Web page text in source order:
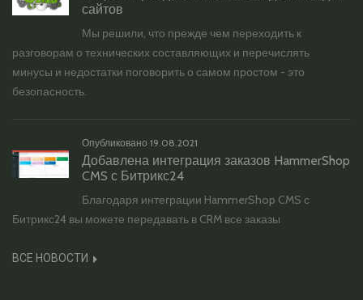
сайтов
Мы решили, что прежде чем переходить к
разговорам о технических составляющих и перечислять
минусы и недостатки поговорить о самом простом - это
безопасность.
Опубликовано 19.08.2021
Добавлена интеграция заказов HammerShop
CMS с Битрикс24
Благодаря интеграции HammerShop CMS с
Битрикс24 вы можете передавать в CRM все заказы
ВСЕ НОВОСТИ